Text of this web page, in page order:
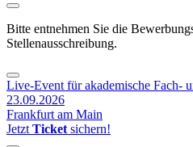
Bitte entnehmen Sie die
Stellenausschreibung.
Live-Event für akademische Fach-
23.09.2026
Frankfurt am Main
Jetzt Ticket sichern!